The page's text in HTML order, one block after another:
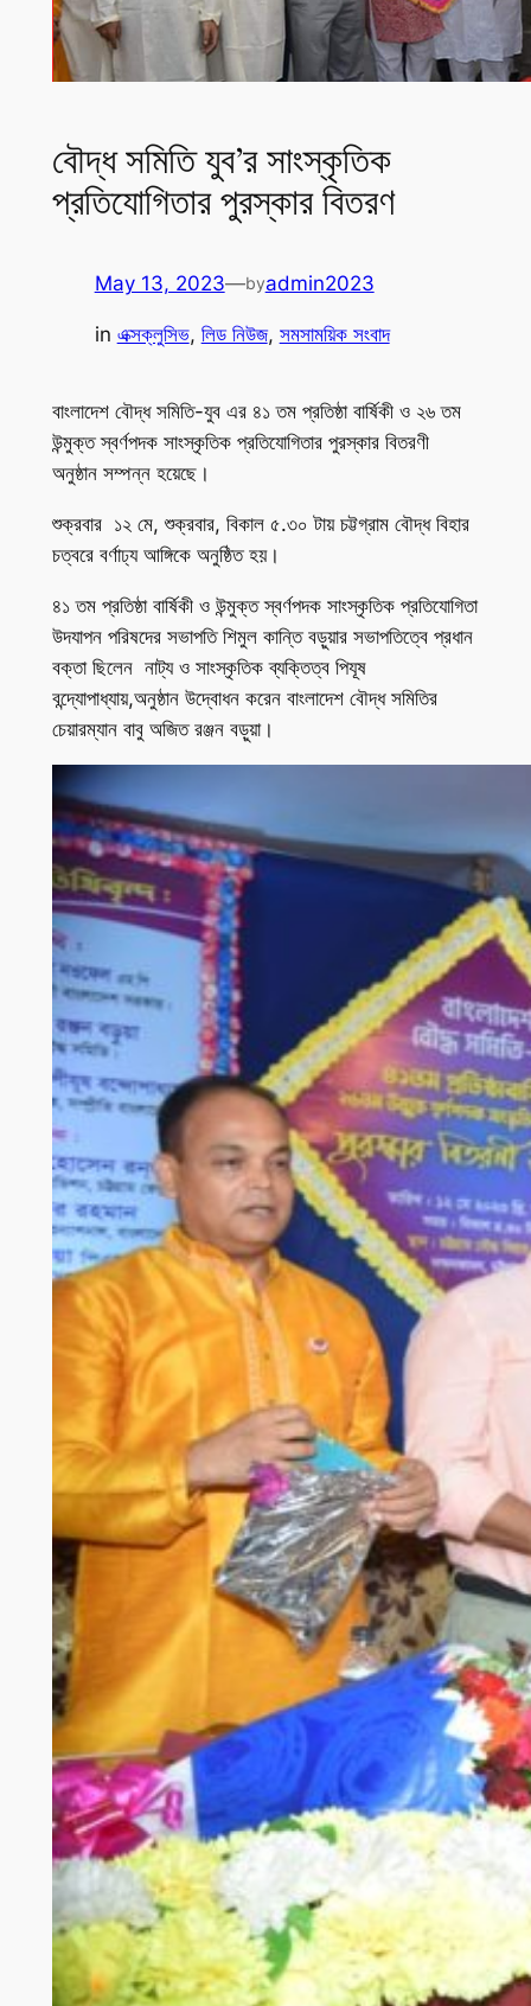
বৌদ্ধ সমিতি যুব’র সাংস্কৃতিক
প্রতিযোগিতার পুরস্কার বিতরণ
May 13, 2023—byadmin2023
in এক্সক্লুসিভ, লিড নিউজ, সমসাময়িক সংবাদ
বাংলাদেশ বৌদ্ধ সমিতি-যুব এর ৪১ তম প্রতিষ্ঠা বার্ষিকী ও ২৬ তম
উন্মুক্ত স্বর্ণপদক সাংস্কৃতিক প্রতিযোগিতার পুরস্কার বিতরণী
অনুষ্ঠান সম্পন্ন হয়েছে।
শুক্রবার ১২ মে, শুক্রবার, বিকাল ৫.৩০ টায় চট্টগ্রাম বৌদ্ধ বিহার
চত্বরে বর্ণাঢ্য আঙ্গিকে অনুষ্ঠিত হয়।
৪১ তম প্রতিষ্ঠা বার্ষিকী ও উন্মুক্ত স্বর্ণপদক সাংস্কৃতিক প্রতিযোগিতা
উদযাপন পরিষদের সভাপতি শিমুল কান্তি বড়ুয়ার সভাপতিত্বে প্রধান
বক্তা ছিলেন নাট্য ও সাংস্কৃতিক ব্যক্তিত্ব পিযূষ
বন্দ্যোপাধ্যায়,অনুষ্ঠান উদ্বোধন করেন বাংলাদেশ বৌদ্ধ সমিতির
চেয়ারম্যান বাবু অজিত রঞ্জন বড়ুয়া।